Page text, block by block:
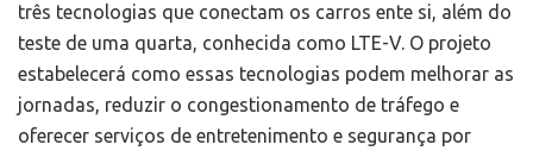
três tecnologias que conectam os carros ente si, além do
teste de uma quarta, conhecida como LTE-V. O projeto
estabelecerá como essas tecnologias podem melhorar as
jornadas, reduzir o congestionamento de tráfego e
oferecer serviços de entretenimento e segurança por